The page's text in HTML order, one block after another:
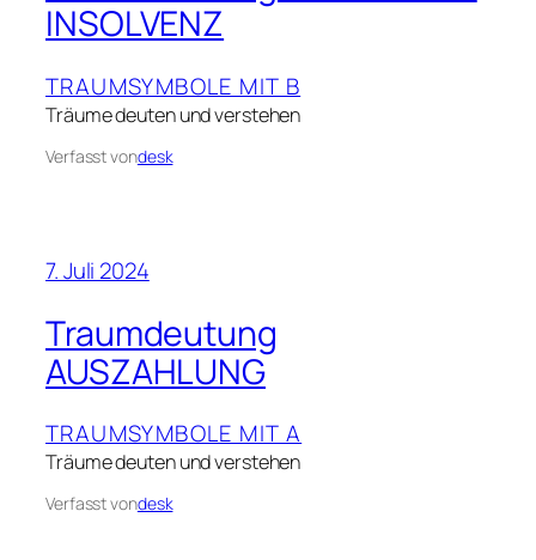
INSOLVENZ
TRAUMSYMBOLE MIT B
Träume deuten und verstehen
Verfasst vondesk
7. Juli 2024
Traumdeutung
AUSZAHLUNG
TRAUMSYMBOLE MIT A
Träume deuten und verstehen
Verfasst vondesk